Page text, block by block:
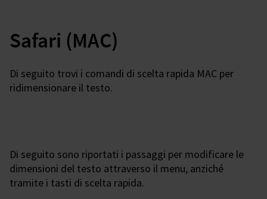
Safari (MAC)
Di seguito trovi i comandi di scelta rapida MAC per
ridimensionare il testo.
Di seguito sono riportati i passaggi per modificare le
dimensioni del testo attraverso il menu, anziché
tramite i tasti di scelta rapida.